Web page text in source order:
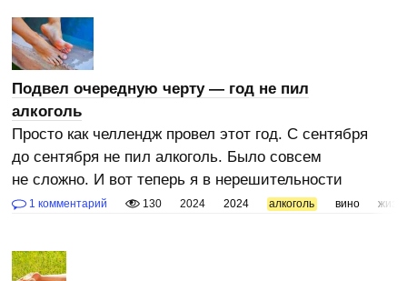
Подвел очередную черту — год не пил
алкоголь
Просто как челлендж провел этот год. С сентября
до сентября не пил алкоголь. Было совсем
не сложно. И вот теперь я в нерешительности
1 комментарий 130 2024 2024 алкоголь вино